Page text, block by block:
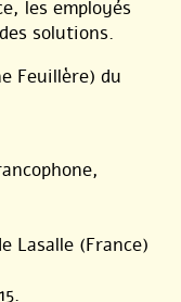
les employés
solutions.
Feuillère) du
Lasalle (France)